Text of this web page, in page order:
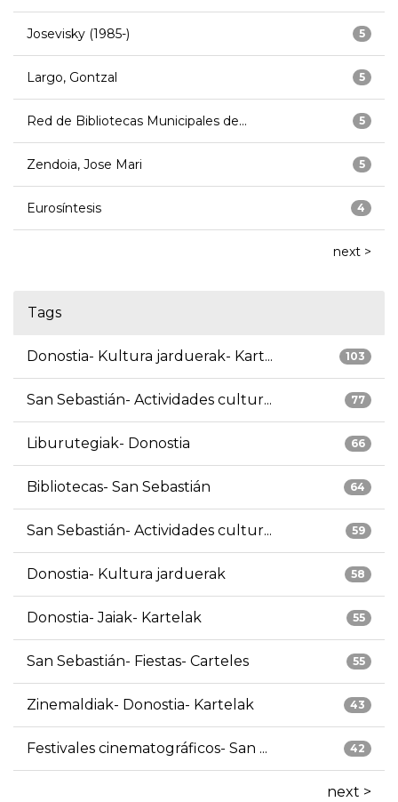
5
Josevisky (1985-)
5
Largo, Gontzal
5
Red de Bibliotecas Municipales de...
5
Zendoia, Jose Mari
4
Eurosíntesis
next >
Tags
103
Donostia- Kultura jarduerak- Kart...
77
San Sebastián- Actividades cultur...
66
Liburutegiak- Donostia
64
Bibliotecas- San Sebastián
59
San Sebastián- Actividades cultur...
58
Donostia- Kultura jarduerak
55
Donostia- Jaiak- Kartelak
55
San Sebastián- Fiestas- Carteles
43
Zinemaldiak- Donostia- Kartelak
42
Festivales cinematográficos- San ...
next >